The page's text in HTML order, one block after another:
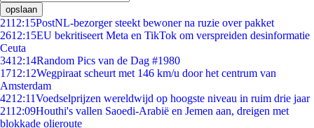
opslaan
2112:15PostNL-bezorger steekt bewoner na ruzie over pakket
2612:15EU bekritiseert Meta en TikTok om verspreiden desinformatie
Ceuta
3412:14Random Pics van de Dag #1980
1712:12Wegpiraat scheurt met 146 km/u door het centrum van
Amsterdam
4212:11Voedselprijzen wereldwijd op hoogste niveau in ruim drie jaar
2112:09Houthi's vallen Saoedi-Arabië en Jemen aan, dreigen met
blokkade olieroute